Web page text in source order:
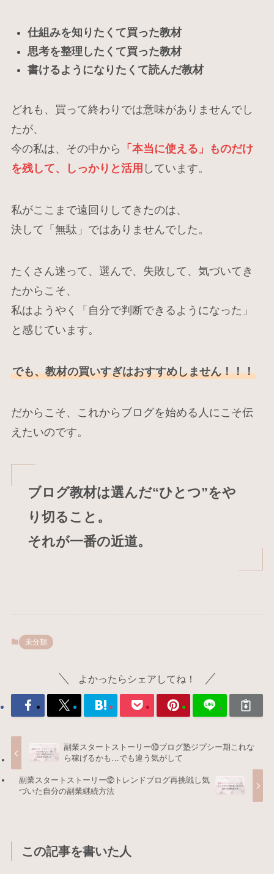
仕組みを知りたくて買った教材
思考を整理したくて買った教材
書けるようになりたくて読んだ教材
どれも、買って終わりでは意味がありませんでし
たが、
今の私は、その中から
「本当に使える」ものだけ
を残して、しっかりと活用 しています。
私がここまで遠回りしてきたのは、
決して「無駄」ではありませんでした。
たくさん迷って、選んで、失敗して、気づいてき
たからこそ、
私はようやく「自分で判断できるようになった」
と感じています。
でも、教材の買いすぎはおすすめしません！！！
だからこそ、これからブログを始める人にこそ伝
えたいのです。
ブログ教材は選んだ“ひとつ”をや
り切ること。
それが一番の近道。
未分類
よかったらシェアしてね！
副業スタートストーリー⑩ブログ塾ジプシー期これな
ら稼げるかも…でも違う気がして
副業スタートストーリー⑫トレンドブログ再挑戦し気
づいた自分の副業継続方法
この記事を書いた人